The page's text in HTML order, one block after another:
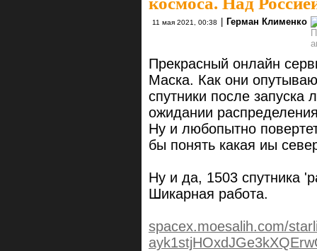
11 мая 2021, 00:38 | Герман Клименко
Прекрасный онлайн
Маска. Как они
спутники после запуска
ожидании
Ну и любопытно
бы понять какая иы
Ну и да, 1503 спутника
Шикарная работа.
spacex.moesalih.com/